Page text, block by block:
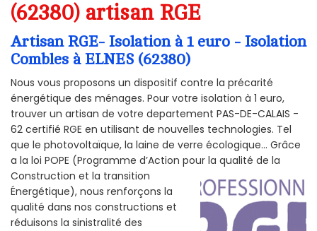
(62380) artisan RGE
Artisan RGE- Isolation à 1 euro - Isolation
Combles à ELNES (62380)
Nous vous proposons un dispositif contre la précarité
énergétique des ménages. Pour votre isolation à 1 euro,
trouver un artisan de votre departement PAS-DE-CALAIS -
62 certifié RGE en utilisant de nouvelles technologies. Tel
que le photovoltaïque, la laine de verre écologique... Grâce
a la loi POPE (Programme d’Action pour la qualité de la
Construction et la transition
Énergétique), nous renforçons la
qualité dans nos constructions et
réduisons la sinistralité des